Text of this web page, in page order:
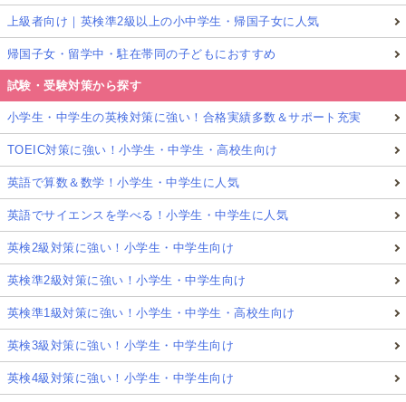
上級者向け｜英検準2級以上の小中学生・帰国子女に人気
帰国子女・留学中・駐在帯同の子どもにおすすめ
試験・受験対策から探す
小学生・中学生の英検対策に強い！合格実績多数＆サポート充実
TOEIC対策に強い！小学生・中学生・高校生向け
英語で算数＆数学！小学生・中学生に人気
英語でサイエンスを学べる！小学生・中学生に人気
英検2級対策に強い！小学生・中学生向け
英検準2級対策に強い！小学生・中学生向け
英検準1級対策に強い！小学生・中学生・高校生向け
英検3級対策に強い！小学生・中学生向け
英検4級対策に強い！小学生・中学生向け